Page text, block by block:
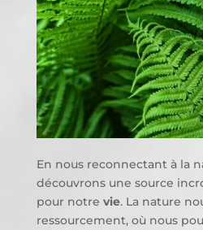
En nous reconnectant à la
découvrons une source
pour notre vie. La nature
ressourcement, où nous